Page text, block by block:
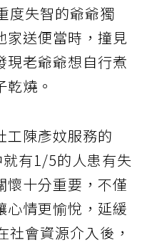
度失智的爺爺獨
家送便當時，撞見
現老爺爺想自行煮
燒。
工陳彥妏服務的
有1/5的人患有失
懷十分重要，不僅
心情更愉悅，延緩
社會資源介入後，